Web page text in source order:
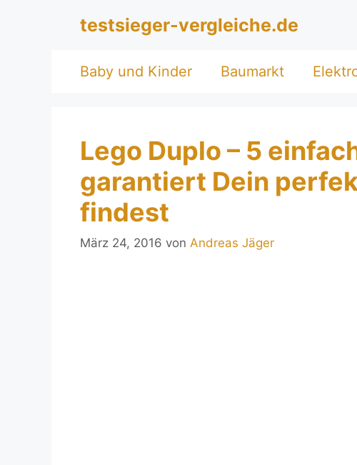
testsieger-vergleiche.de
Baby und Kinder Baumarkt
Lego Duplo – 5
garantiert Dein
findest
März 24, 2016 von Andreas Jäger